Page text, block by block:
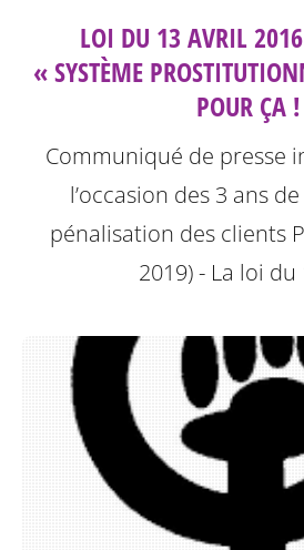
LOI DU 13 AVRIL 2016
« SYSTÈME
POUR ÇA !
Communiqué de presse
l’occasion des 3 ans
pénalisation des clients
2019) - La loi du